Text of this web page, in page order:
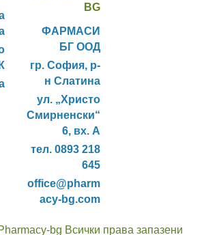
BG
ФАРМАСИ
БГ ООД
гр. София, р-
н Слатина
ул. „Христо
Смирненски“
6, вх. А
тел. 0893 218
645
office@pharm
acy-bg.com
bg Всички права запазени